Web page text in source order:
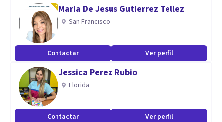
Maria De Jesus Gutierrez Tellez
San Francisco
Contactar Ver perfil
Jessica Perez Rubio
Florida
Contactar Ver perfil